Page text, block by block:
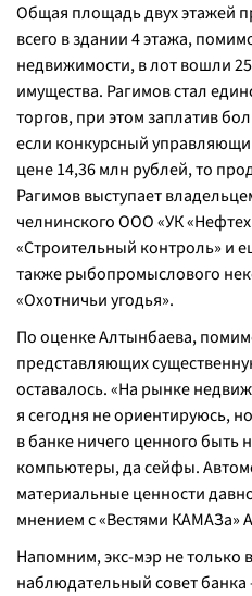
Общая площадь двух этажей
всего в здании 4 этажа,
недвижимости, в лот вошли
имущества. Рагимов стал
торгов, при этом заплатив
если конкурсный
цене 14,36 млн рублей, то
Рагимов выступает
челнинского ООО «УК
«Строительный контроль» и
также рыбопромыслового
«Охотничьи угодья».
По оценке Алтынбаева,
представляющих
оставалось. «На рынке
я сегодня не ориентируюсь,
в банке ничего ценного быть
компьютеры, да сейфы.
материальные ценности
мнением с «Вестями КАМАЗа»
Напомним, экс-мэр не только
наблюдательный совет банка